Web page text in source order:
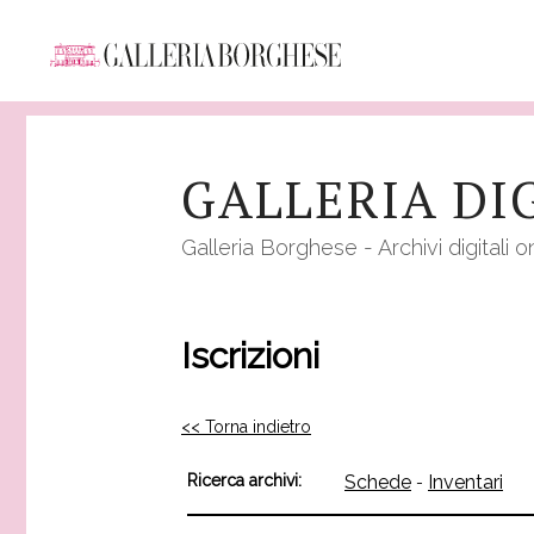
GALLERIA
Galleria Borghese - Archivi digitali
Iscrizioni
<< Torna indietro
Ricerca archivi: Schede - Inventari